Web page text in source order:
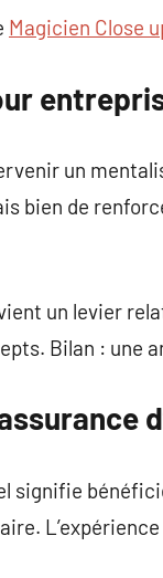
Magicien Close
un
bien de
un levier
Bilan : une
signifie